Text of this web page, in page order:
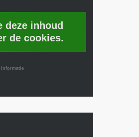
deze inhoud
de cookies.
informatie